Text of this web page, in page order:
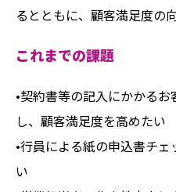
るとともに、顧客満足度の
これまでの課題
•契約書等の記入にかかる
し、顧客満足度を高めたい
•行員による紙の申込書チ
い